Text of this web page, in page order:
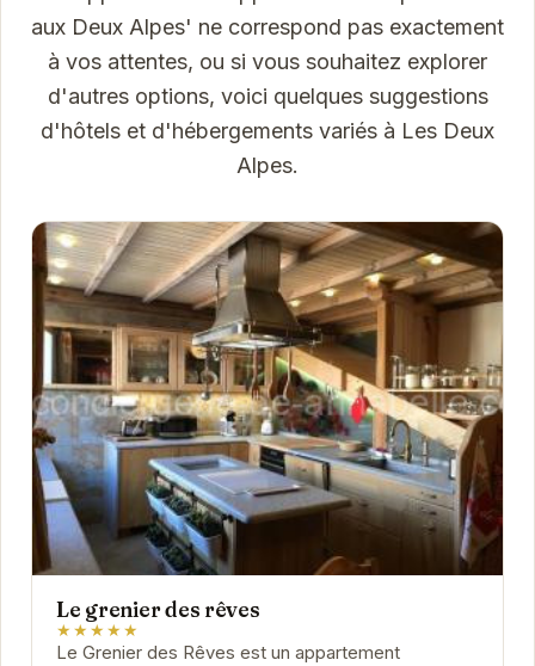
aux Deux Alpes' ne correspond pas exactement
à vos attentes, ou si vous souhaitez explorer
d'autres options, voici quelques suggestions
d'hôtels et d'hébergements variés à Les Deux
Alpes.
Le grenier des rêves
★★★★★
Le Grenier des Rêves est un appartement